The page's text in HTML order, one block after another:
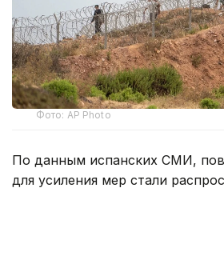
Фото: AP Photo
По данным испанских СМИ,
для усиления мер стали